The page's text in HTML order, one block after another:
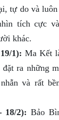
tự do và
tích cực
khác.
1): Ma Kết
ra những
và rất
18/2): Bảo